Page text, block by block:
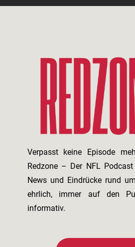
Verpasst keine Episode
Redzone – Der NFL
News und Eindrücke rund
ehrlich, immer auf den
informativ.